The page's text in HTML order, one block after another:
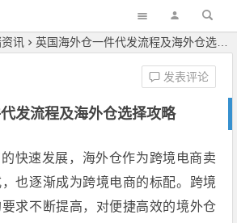
讯 英国海外仓一件代发流程及海外仓选择攻略
发流程及海外仓选择攻略
发表评论
快速发展，海外仓作为跨境电商卖
也逐渐成为跨境电商的标配。跨境
求不断提高，对便捷高效的境外仓